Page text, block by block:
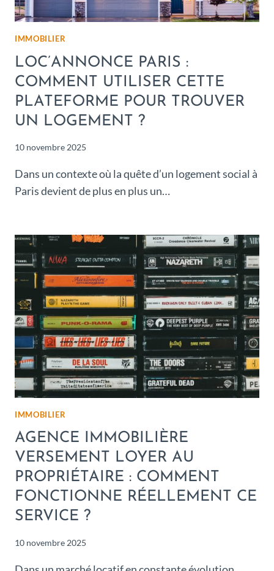
IMMOBILIER
LOC’ANNONCE PARIS :
COMMENT UTILISER CETTE
PLATEFORME POUR TROUVER
UN LOGEMENT ?
10 novembre 2025
Dans un contexte où la quête d’un logement social à
Paris devient de plus en plus un…
IMMOBILIER
AGENCE IMMOBILIÈRE
VERSEMENT LOYER AU
PROPRIÉTAIRE : COMMENT
FONCTIONNE RÉELLEMENT CE
SERVICE ?
10 novembre 2025